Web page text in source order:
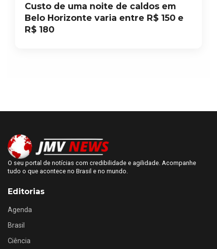
Custo de uma noite de caldos em
Belo Horizonte varia entre R$ 150 e
R$ 180
O seu portal de notícias com credibilidade e agilidade. Acompanhe
tudo o que acontece no Brasil e no mundo.
Editorias
Agenda
Brasil
Ciência